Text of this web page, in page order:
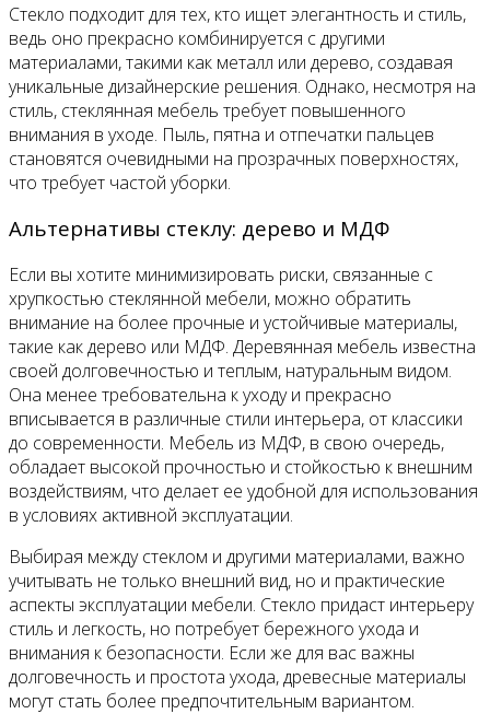
Стекло подходит для тех, кто ищет элегантность и стиль,
ведь оно прекрасно комбинируется с другими
материалами, такими как металл или дерево, создавая
уникальные дизайнерские решения. Однако, несмотря на
стиль, стеклянная мебель требует повышенного
внимания в уходе. Пыль, пятна и отпечатки пальцев
становятся очевидными на прозрачных поверхностях,
что требует частой уборки.
Альтернативы стеклу: дерево и МДФ
Если вы хотите минимизировать риски, связанные с
хрупкостью стеклянной мебели, можно обратить
внимание на более прочные и устойчивые материалы,
такие как дерево или МДФ. Деревянная мебель известна
своей долговечностью и теплым, натуральным видом.
Она менее требовательна к уходу и прекрасно
вписывается в различные стили интерьера, от классики
до современности. Мебель из МДФ, в свою очередь,
обладает высокой прочностью и стойкостью к внешним
воздействиям, что делает ее удобной для использования
в условиях активной эксплуатации.
Выбирая между стеклом и другими материалами, важно
учитывать не только внешний вид, но и практические
аспекты эксплуатации мебели. Стекло придаст интерьеру
стиль и легкость, но потребует бережного ухода и
внимания к безопасности. Если же для вас важны
долговечность и простота ухода, древесные материалы
могут стать более предпочтительным вариантом.